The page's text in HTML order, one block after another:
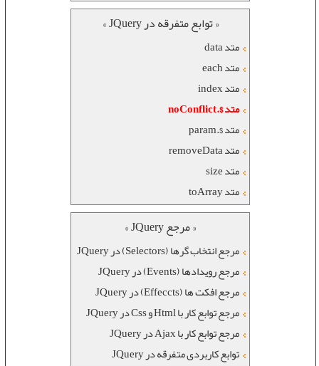
« توابع متفرقه در JQuery »
متد data
متد each
متد index
متد $.noConflict
متد $.param
متد removeData
متد size
متد toArray
« مرجع JQuery »
مرجع انتخاب گرها (Selectors) در JQuery
مرجع رویدادها (Events) در JQuery
مرجع افکت ها (Effeccts) در JQuery
مرجع توابع کار با Html و Css در JQuery
مرجع توابع کار با Ajax در JQuery
توابع کاربردی متفرقه در JQuery